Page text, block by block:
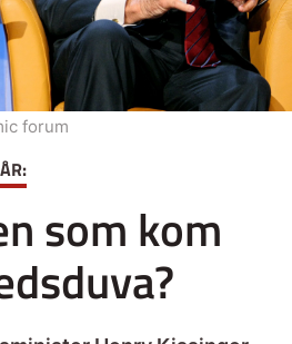
som kom
forum